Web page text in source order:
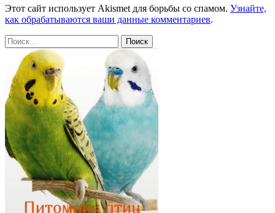
Этот сайт использует Akismet для борьбы со спамом. Узнайте,
как обрабатываются ваши данные комментариев.